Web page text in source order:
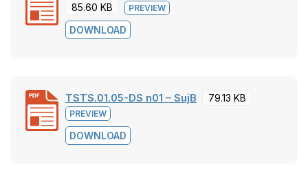
85.60 KB PREVIEW
DOWNLOAD
TSTS.01.05-DS n01 – SujB 79.13 KB
PREVIEW
DOWNLOAD